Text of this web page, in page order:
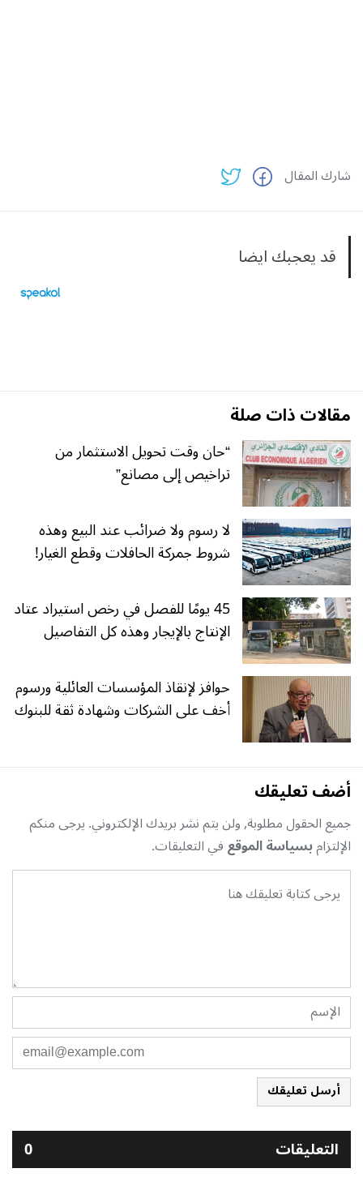
شارك المقال
قد يعجبك ايضا
مقالات ذات صلة
“حان وقت تحويل الاستثمار من
تراخيص إلى مصانع”
لا رسوم ولا ضرائب عند البيع وهذه
شروط جمركة الحافلات وقطع الغيار!
45 يومًا للفصل في رخص استيراد عتاد
الإنتاج بالإيجار وهذه كل التفاصيل
حوافز لإنقاذ المؤسسات العائلية ورسوم
أخف على الشركات وشهادة ثقة للبنوك
أضف تعليقك
جميع الحقول مطلوبة, ولن يتم نشر بريدك الإلكتروني. يرجى منكم
الإلتزامبسياسة الموقعفي التعليقات.
أرسل تعليقك
التعليقات 0